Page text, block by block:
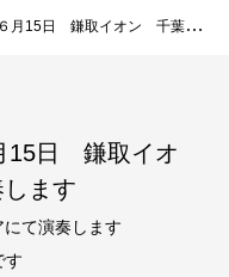
イオン 千葉市フェアにて演奏します
15日 鎌取イオ
ます
て演奏します
す